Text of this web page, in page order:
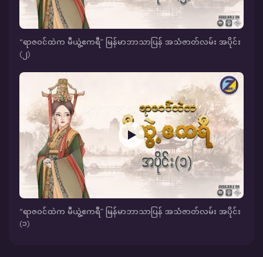
“ရာဇဝင်ထဲက မီယွဲ့ဧကရီ” မြန်မာဘာသာပြန် အသံဇာတ်လမ်း အပိုင်း
(၂)
“ရာဇဝင်ထဲက မီယွဲ့ဧကရီ” မြန်မာဘာသာပြန် အသံဇာတ်လမ်း အပိုင်း
(၁)